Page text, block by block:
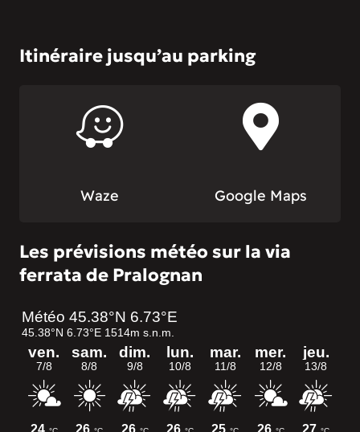
Itinéraire jusqu’au parking
Waze Google Maps
Les prévisions météo sur la via
ferrata de Pralognan